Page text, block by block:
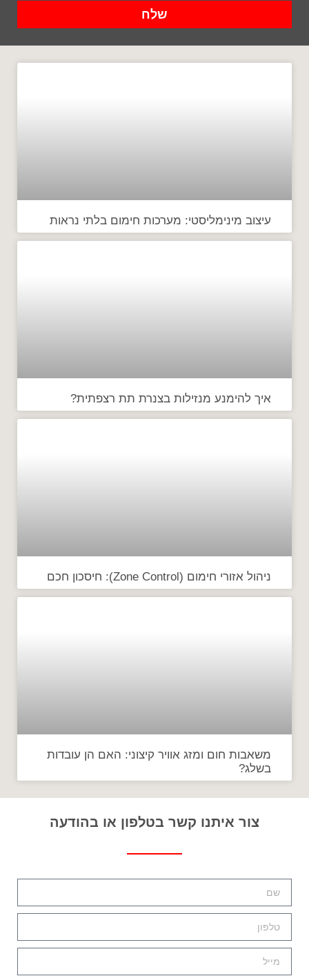
שלח
עיצוב מינימליסטי: מערכות חימום בלתי נראות
איך להימנע מנזילות בצנרת תת רצפתית?
ניהול אזורי חימום (Zone Control): חיסכון חכם
משאבות חום ומזג אוויר קיצוני: האם הן עובדות
בשלג?
צור איתנו קשר בטלפון או בהודעה